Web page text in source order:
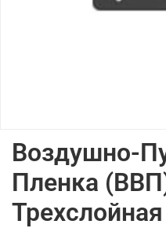
Воздушно-
Пленка